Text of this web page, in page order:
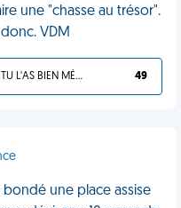
une "chasse au trésor".
VDM
TU L'AS BIEN MÉRITÉ 49
une place assise